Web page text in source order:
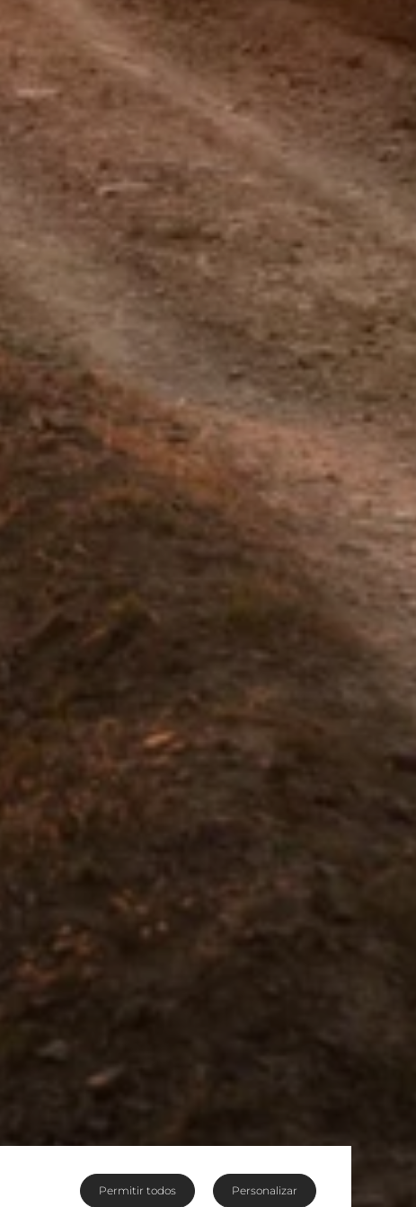
Permitir todos Personalizar